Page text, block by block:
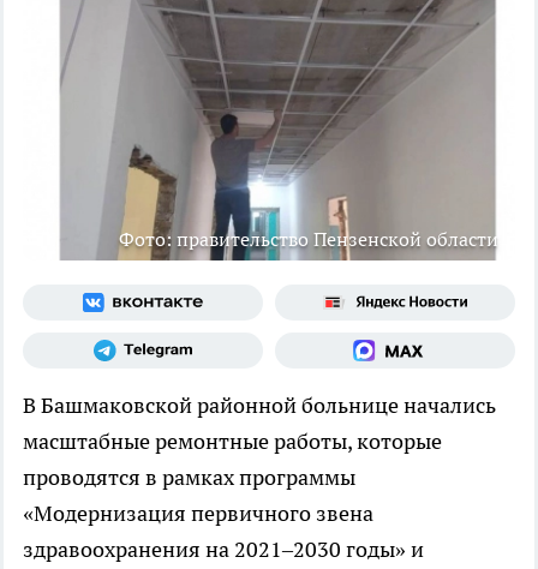
Фото: правительство Пензенской области
В Башмаковской районной больнице начались
масштабные ремонтные работы, которые
проводятся в рамках программы
«Модернизация первичного звена
здравоохранения на 2021–2030 годы» и